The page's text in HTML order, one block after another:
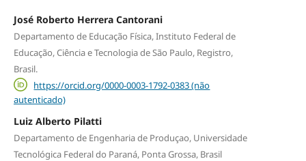
José Roberto Herrera Cantorani
Departamento de Educação Física, Instituto Federal de
Educação, Ciência e Tecnologia de São Paulo, Registro,
Brasil.
https://orcid.org/0000-0003-1792-0383 (não
autenticado)
Luiz Alberto Pilatti
Departamento de Engenharia de Produçao, Universidade
Tecnológica Federal do Paraná, Ponta Grossa, Brasil